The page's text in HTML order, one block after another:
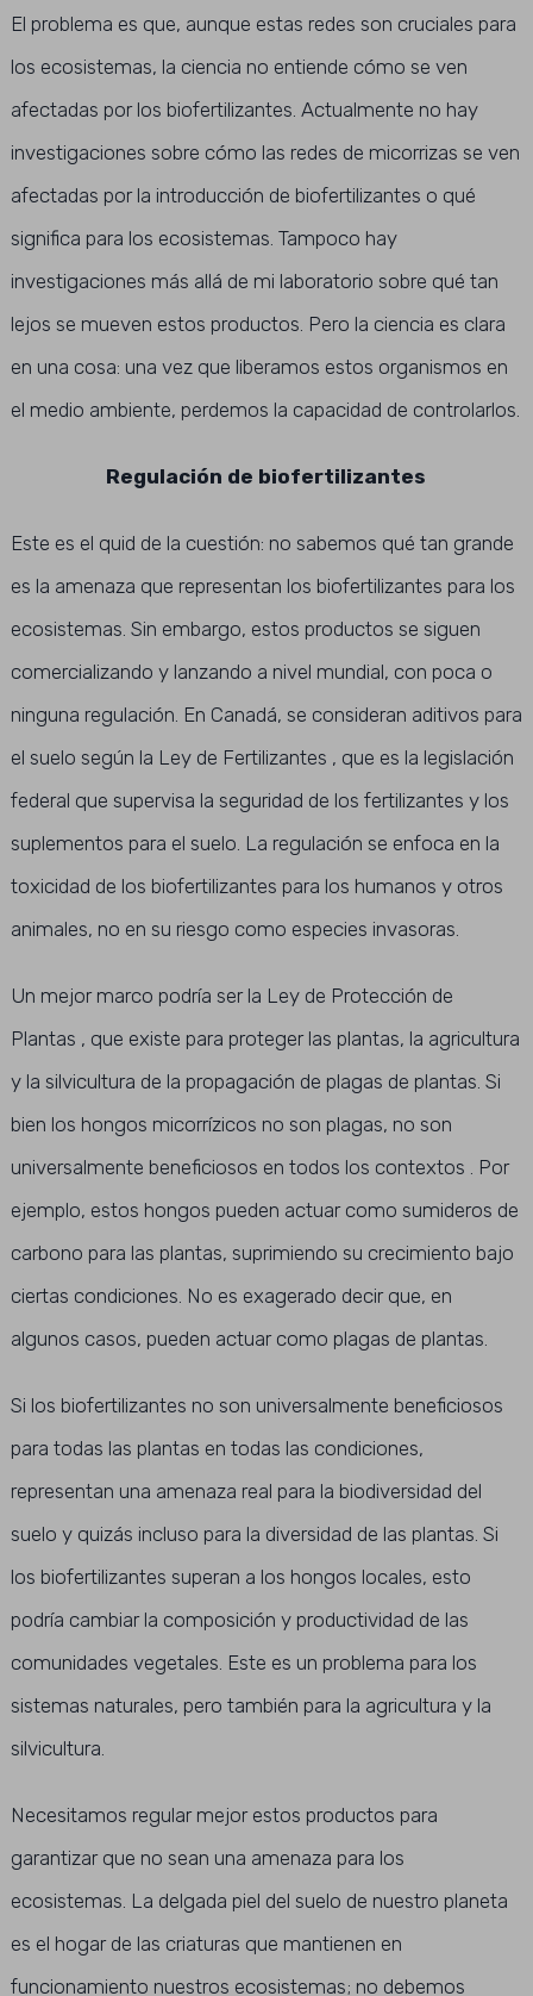
El problema es que, aunque estas redes son cruciales para
los ecosistemas, la ciencia no entiende cómo se ven
afectadas por los biofertilizantes. Actualmente no hay
investigaciones sobre cómo las redes de micorrizas se ven
afectadas por la introducción de biofertilizantes o qué
significa para los ecosistemas. Tampoco hay
investigaciones más allá de mi laboratorio sobre qué tan
lejos se mueven estos productos. Pero la ciencia es clara
en una cosa: una vez que liberamos estos organismos en
el medio ambiente, perdemos la capacidad de controlarlos.
Regulación de biofertilizantes
Este es el quid de la cuestión: no sabemos qué tan grande
es la amenaza que representan los biofertilizantes para los
ecosistemas. Sin embargo, estos productos se siguen
comercializando y lanzando a nivel mundial, con poca o
ninguna regulación. En Canadá, se consideran aditivos para
el suelo según la Ley de Fertilizantes , que es la legislación
federal que supervisa la seguridad de los fertilizantes y los
suplementos para el suelo. La regulación se enfoca en la
toxicidad de los biofertilizantes para los humanos y otros
animales, no en su riesgo como especies invasoras.
Un mejor marco podría ser la Ley de Protección de
Plantas , que existe para proteger las plantas, la agricultura
y la silvicultura de la propagación de plagas de plantas. Si
bien los hongos micorrízicos no son plagas, no son
universalmente beneficiosos en todos los contextos . Por
ejemplo, estos hongos pueden actuar como sumideros de
carbono para las plantas, suprimiendo su crecimiento bajo
ciertas condiciones. No es exagerado decir que, en
algunos casos, pueden actuar como plagas de plantas.
Si los biofertilizantes no son universalmente beneficiosos
para todas las plantas en todas las condiciones,
representan una amenaza real para la biodiversidad del
suelo y quizás incluso para la diversidad de las plantas. Si
los biofertilizantes superan a los hongos locales, esto
podría cambiar la composición y productividad de las
comunidades vegetales. Este es un problema para los
sistemas naturales, pero también para la agricultura y la
silvicultura.
Necesitamos regular mejor estos productos para
garantizar que no sean una amenaza para los
ecosistemas. La delgada piel del suelo de nuestro planeta
es el hogar de las criaturas que mantienen en
funcionamiento nuestros ecosistemas; no debemos